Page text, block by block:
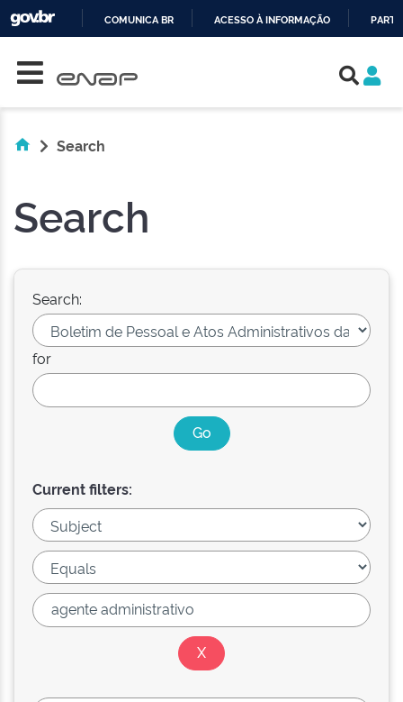
COMUNICA BR ACESSO À INFORMAÇÃO
Search
Search
Search:
for
Current filters: